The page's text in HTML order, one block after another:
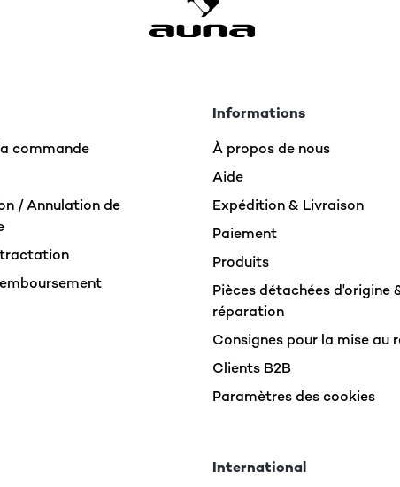
commande
/ Annulation de
Informations
À propos de nous
Aide
Expédition & Livraison
Paiement
Produits
Pièces détachées d'origine
réparation
Consignes pour la mise au
Clients B2B
Paramètres des cookies
International